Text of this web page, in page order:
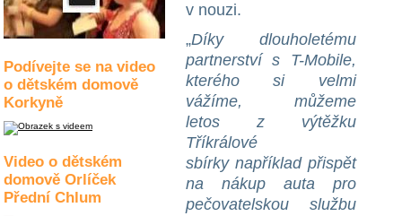
Podívejte se na video
o dětském domově
Korkyně
Video o dětském
domově Orlíček
Přední Chlum
v nouzi.
„Díky dlouholetému
partnerství s T-Mobile,
kterého si velmi
vážíme, můžeme
letos z výtěžku
Tříkrálové
sbírky například přispět
na nákup auta pro
pečovatelskou službu